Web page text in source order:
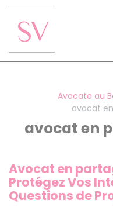
Avocate au
avocat
avocat en
Avocat en
Protégez Vos
Questions de
Panneau de gestion des